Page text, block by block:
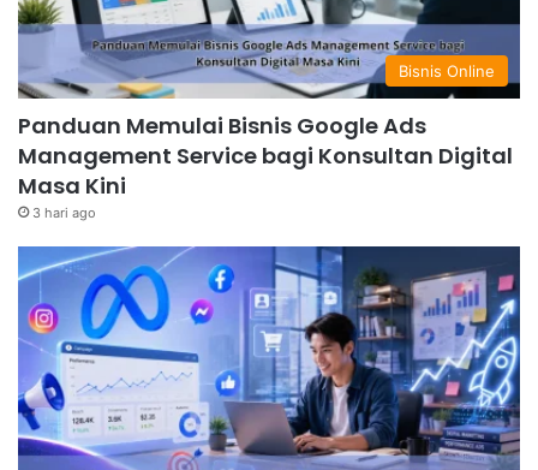
Bisnis Online
Panduan Memulai Bisnis Google Ads
Management Service bagi Konsultan Digital
Masa Kini
3 hari ago